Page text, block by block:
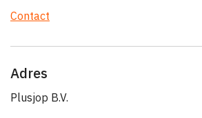
Contact
Adres
Plusjop B.V.